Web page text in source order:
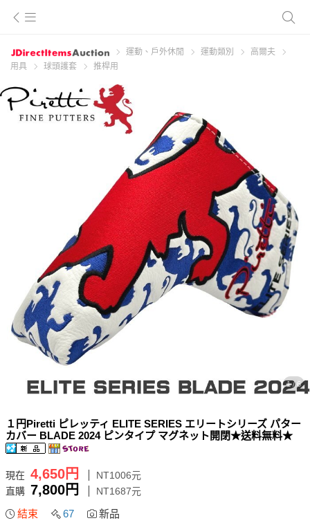
運動、戶外休閒 運動類別
高爾夫
用具
球頭護套 推桿用
1 / 6
１円Piretti ピレッティ ELITE SERIES エリートシリーズ パター
カバー BLADE 2024 ピンタイプ マグネット開閉★送料無料★
現在 4,650円
NT1006元
直購 7,800円 NT1687元
結束 67 新品